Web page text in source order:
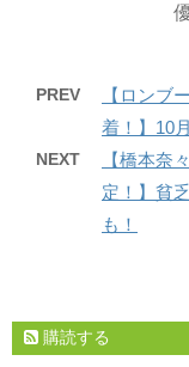
PREV
【ロンブ
着！】10
NEXT
【橋本奈
定！】貧
も！
購読する